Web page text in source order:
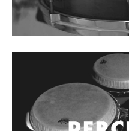
Procesadores y efectos
Monitores de estudio
Audífonos y monitoreo personal
Estantes y soportes
Instalaciones y publicidad
Accesorios